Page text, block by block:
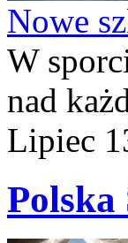
Nowe
W
nad
Lipiec
Polska